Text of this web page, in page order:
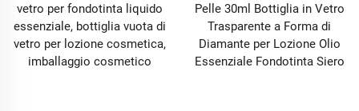
vetro per fondotinta liquido
essenziale, bottiglia vuota di
vetro per lozione cosmetica,
imballaggio cosmetico
Pelle 30ml Bottiglia in Vetro
Trasparente a Forma di
Diamante per Lozione Olio
Essenziale Fondotinta Siero